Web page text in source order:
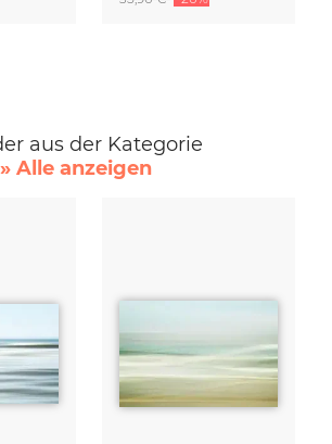
aus der Kategorie
» Alle anzeigen